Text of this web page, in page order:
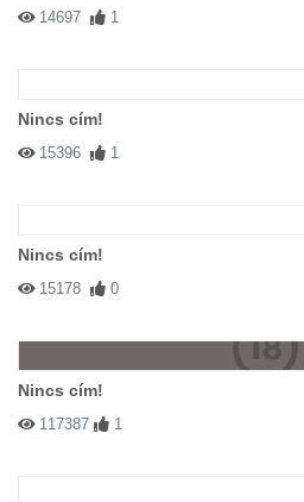
14697 1
Nincs cím!
15396 1
Nincs cím!
15178 0
Nincs cím!
117387 1